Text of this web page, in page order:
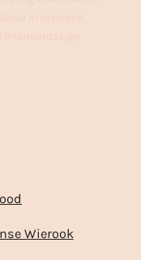
Wierook